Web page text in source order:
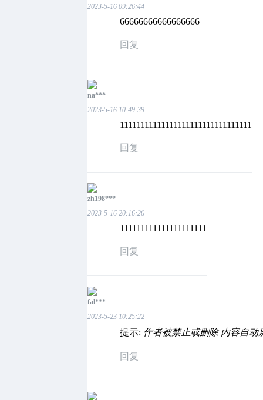
2023-5-16 09:26:44
66666666666666666
回复
na***
2023-5-16 10:49:39
11111111111111111111111111111111
回复
zh198***
2023-5-16 20:16:26
111111111111111111111
回复
fal***
2023-5-23 10:25:22
提示: 作者被禁止或删除 内容自动
回复